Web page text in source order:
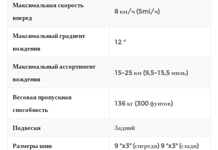
Максимальная скорость
вперед
8 км/ч (5mi/ч)
Максимальный градиент
вождения
12 °
Максимальный ассортимент
вождения
15-25 км (9,5-15,5 миль)
Весовая пропускная
способность
136 кг (300 фунтов)
Подвески Задний
Размеры шин 9 "x3" (спереди) 9 "x3" (сзади)